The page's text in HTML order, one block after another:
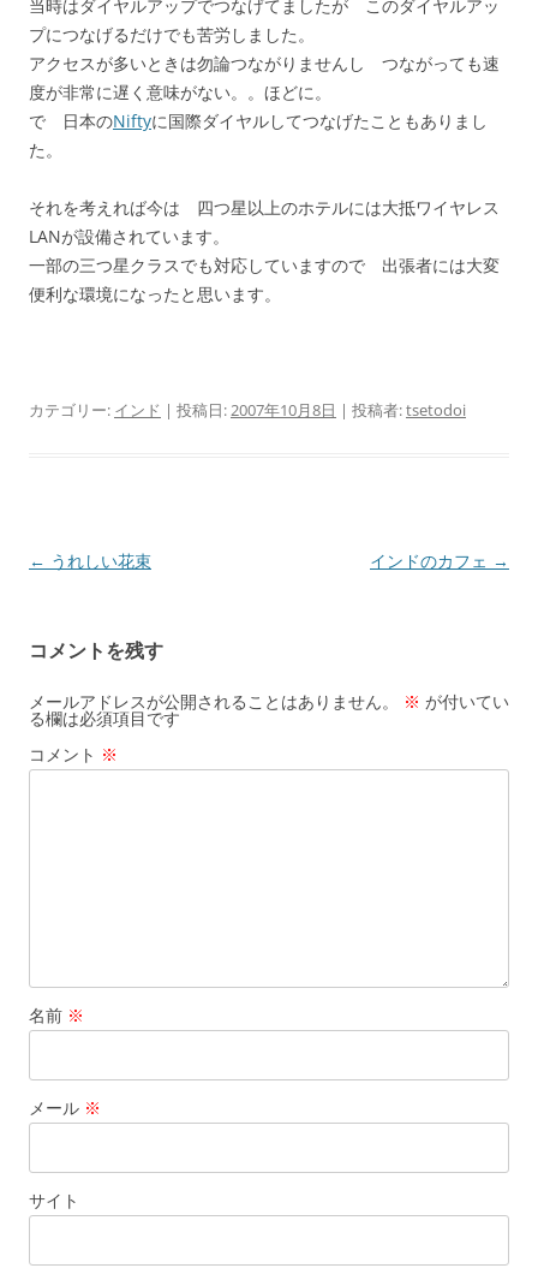
当時はダイヤルアップでつなげてましたが このダイヤルアッ
プにつなげるだけでも苦労しました。
アクセスが多いときは勿論つながりませんし つながっても速
度が非常に遅く意味がない。。ほどに。
で 日本のNiftyに国際ダイヤルしてつなげたこともありまし
た。
それを考えれば今は 四つ星以上のホテルには大抵ワイヤレス
LANが設備されています。
一部の三つ星クラスでも対応していますので 出張者には大変
便利な環境になったと思います。
カテゴリー: インド | 投稿日:2007年10月8日 | 投稿者:tsetodoi
投
ビ
ゲ
ー
シ
← うれしい花束 インドのカフェ →
コメントを残す
メールアドレスが公開されることはありません。 ※ が付いてい
る欄は必須項目です
コメント ※
名前 ※
メール ※
サイト